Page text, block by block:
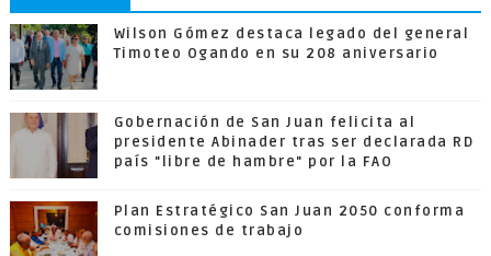
Wilson Gómez destaca legado del general
Timoteo Ogando en su 208 aniversario
Gobernación de San Juan felicita al
presidente Abinader tras ser declarada RD
país "libre de hambre" por la FAO
Plan Estratégico San Juan 2050 conforma
comisiones de trabajo